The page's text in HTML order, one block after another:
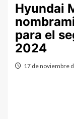
Hyundai
para el
2024
17 de noviembre